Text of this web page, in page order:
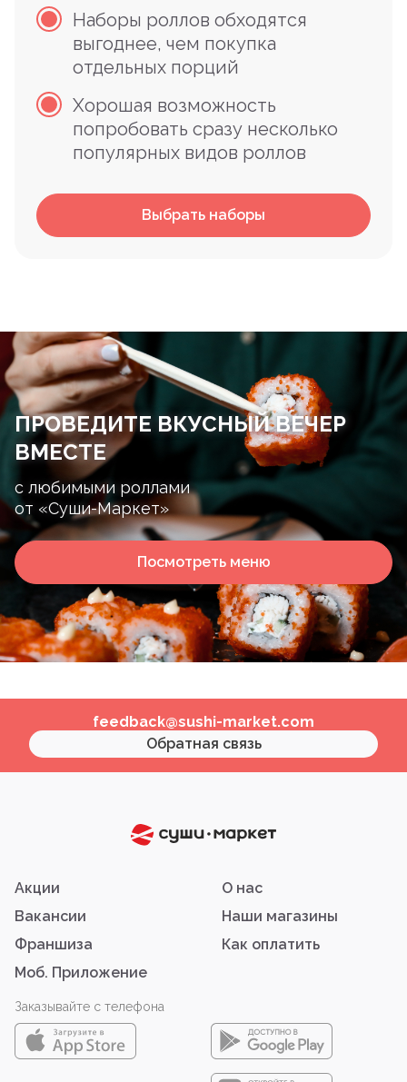
Наборы роллов обходятся
выгоднее, чем покупка
отдельных порций
Хорошая возможность
попробовать сразу несколько
популярных видов роллов
Выбрать наборы
ПРОВЕДИТЕ ВКУСНЫЙ ВЕЧЕР
ВМЕСТЕ
с любимыми роллами
от «Суши-Маркет»
Посмотреть меню
feedback@sushi-market.com
Обратная связь
Акции
О нас
Вакансии
Наши магазины
Франшиза
Как оплатить
Моб. Приложение
Заказывайте с телефона